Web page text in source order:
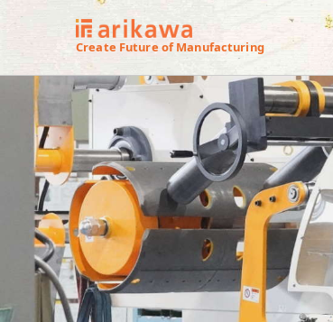
Create Future of Manufacturing